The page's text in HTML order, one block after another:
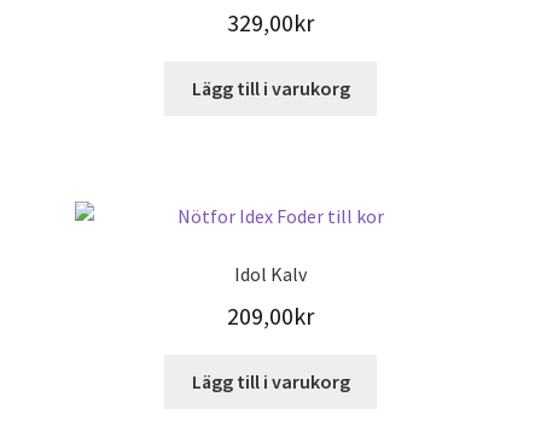
329,00kr
Lägg till i varukorg
Idol Kalv
209,00kr
Lägg till i varukorg